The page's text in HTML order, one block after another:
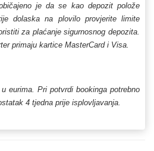
je da se kao depozit polože
dolaska na plovilo provjerite limite
za plaćanje sigurnosnog depozita.
primaju kartice MasterCard i Visa.
eurima. Pri potvrdi bookinga potrebno
4 tjedna prije isplovljavanja.